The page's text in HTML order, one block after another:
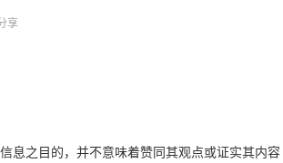
享
息之目的，并不意味着赞同其观点或证实其内容